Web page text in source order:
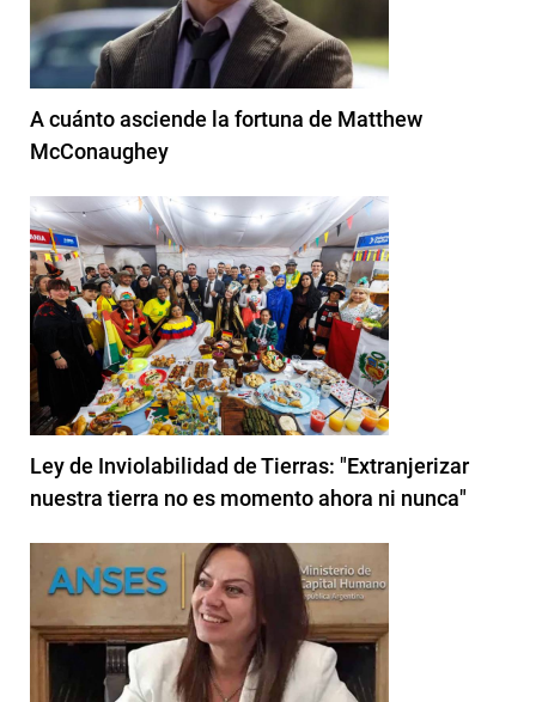
A cuánto asciende la fortuna de Matthew
McConaughey
Ley de Inviolabilidad de Tierras: "Extranjerizar
nuestra tierra no es momento ahora ni nunca"